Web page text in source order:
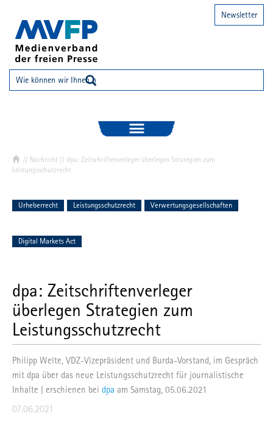
Newsletter
// Nachricht // dpa: Zeitschriftenverleger überlegen Strategien zum
Leistungsschutzrecht
Urheberrecht Leistungsschutzrecht Verwertungsgesellschaften
Digital Markets Act
dpa: Zeitschriftenverleger
überlegen Strategien zum
Leistungsschutzrecht
Philipp Welte, VDZ-Vizepräsident und Burda-Vorstand, im Gespräch
mit dpa über das neue Leistungsschutzrecht für journalistische
Inhalte | erschienen bei dpa am Samstag, 05.06.2021
07.06.2021